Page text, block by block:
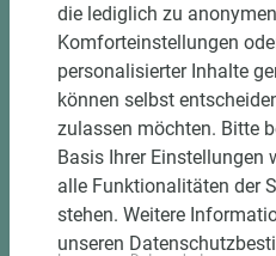
die lediglich zu
Komforteinstellungen
personalisierter Inhalte
können selbst
zulassen möchten. Bitte
Basis Ihrer
alle Funktionalitäten der
stehen. Weitere
unseren